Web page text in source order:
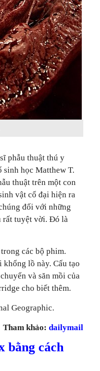
phẫu thuật thú y
sinh học Matthew T.
thuật trên một con
vật cổ đại hiện ra
đối với những
rất tuyệt vời. Đó là
các bộ phim.
khổng lồ này. Cấu tạo
và săn mồi của
cho biết thêm.
Geographic.
Tham khảo: dailymail
bằng cách